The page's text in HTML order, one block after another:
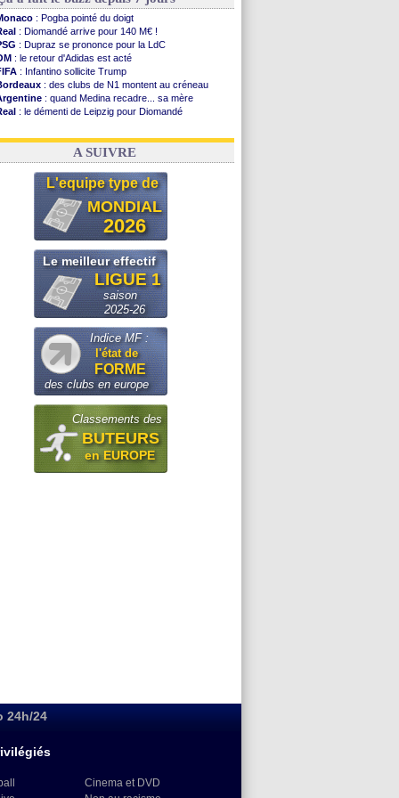
: Pogba pointé du doigt
: Diomandé arrive pour 140 M€ !
: Dupraz se prononce pour la LdC
: le retour d'Adidas est acté
: Infantino sollicite Trump
: des clubs de N1 montent au créneau
: quand Medina recadre... sa mère
: le démenti de Leipzig pour Diomandé
: Paixão attire un 2e club anglais
A SUIVRE
L'equipe type de
MONDIAL
2026
Le meilleur effectif
LIGUE 1
saison
2025-26
Indice MF :
l'état de
FORME
des clubs en europe
Classements des
BUTEURS
en EUROPE
24h/24
Cinema et DVD